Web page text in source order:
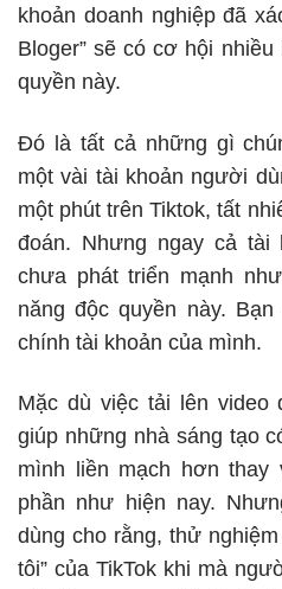
khoản doanh nghiệp đã
Bloger” sẽ có cơ hội
quyền này.
Đó là tất cả những gì
một vài tài khoản người
một phút trên Tiktok, tất
đoán. Nhưng ngay cả tài
chưa phát triển mạnh
năng độc quyền này.
chính tài khoản của mình.
Mặc dù việc tải lên video
giúp những nhà sáng tạo
mình liền mạch hơn
phần như hiện nay.
dùng cho rằng, thử
tôi” của TikTok khi mà